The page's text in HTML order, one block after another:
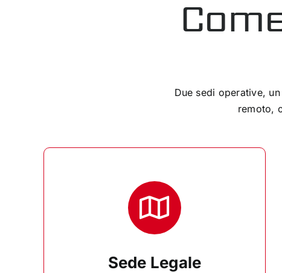
Due sedi operative,
remoto,
Sede Legale